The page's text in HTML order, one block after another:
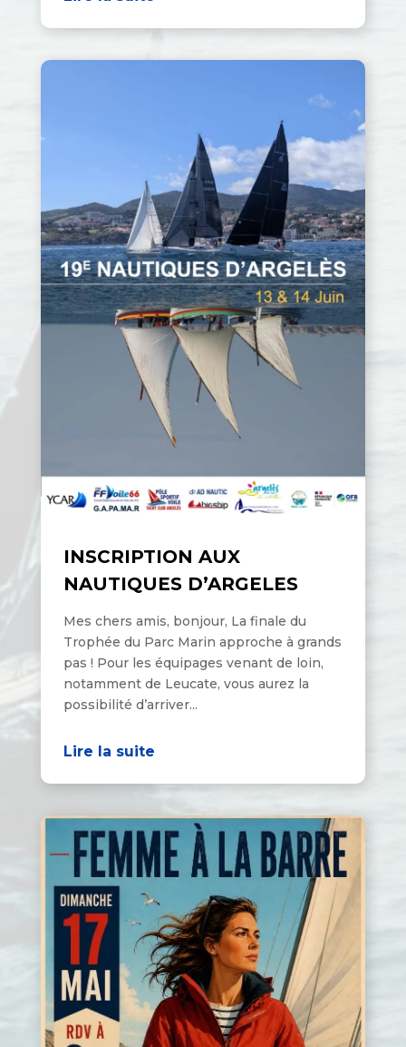
INSCRIPTION AUX
NAUTIQUES D’ARGELES
Mes chers amis, bonjour, La finale du
Trophée du Parc Marin approche à grands
pas ! Pour les équipages venant de loin,
notamment de Leucate, vous aurez la
possibilité d’arriver...
Lire la suite